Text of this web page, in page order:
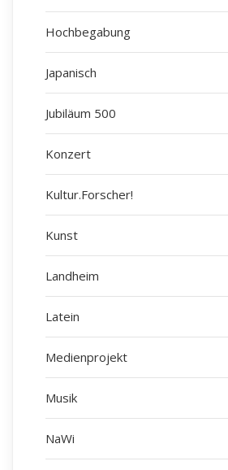
Hochbegabung
Japanisch
Jubiläum 500
Konzert
Kultur.Forscher!
Kunst
Landheim
Latein
Medienprojekt
Musik
NaWi